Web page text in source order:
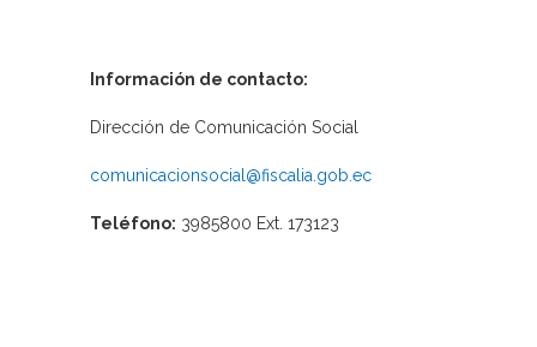
Información de contacto:
Dirección de Comunicación Social
comunicacionsocial@fiscalia.gob.ec
Teléfono: 3985800 Ext. 173123